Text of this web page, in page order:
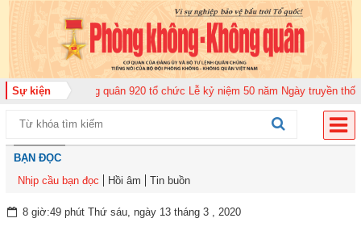
Sự kiện
đoàn Không quân 920 tổ chức Lễ kỷ niệm 50 năm Ngày truyền thống
BẠN ĐỌC
Nhịp cầu bạn đọc
Hồi âm Tin buồn
8 giờ:49 phút Thứ sáu, ngày 13 tháng 3 , 2020